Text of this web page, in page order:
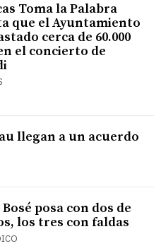
Toma la Palabra
que el Ayuntamiento
cerca de 60.000
el concierto de
llegan a un acuerdo
posa con dos de
los tres con faldas